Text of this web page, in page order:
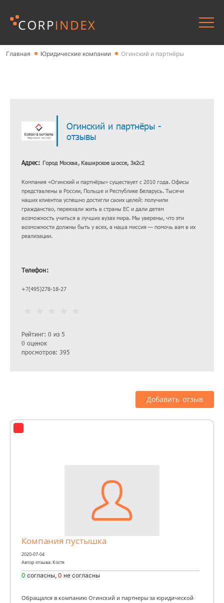
Главная Юридические компании Огинский и партнёры
Огинский и партнёры -
отзывы
Адрес: Город Москва, Каширское шоссе, 3к2с2
Компания «Огинский и партнёры» существует с 2010 года. Офисы
представлены в России, Польше и Республике Беларусь. Тысячи
наших клиентов успешно достигли своих целей: получили
гражданство, переехали жить в страны ЕС и дали детям
возможность учиться в лучших вузах мира. Мы уверены, что эти
возможности должны быть у всех, а наша миссия — помочь вам в их
реализации.
Рейтинг: 0 из 5
0 оценок
просмотров: 395
Телефон:
+7(495)278-18-27
Добавить отзыв
Компания пустышка
2020-07-04
Автор отзыва: Костя
0 согласны, 0 не согласны
Обращался в компанию Огинский и партнеры за юридической